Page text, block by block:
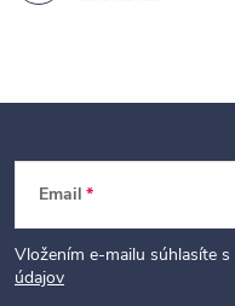
Email
Vložením e-mailu súhlasíte s
údajov